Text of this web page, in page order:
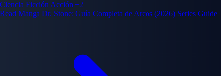
Ciencia Ficción Acción +2
Read Manga Dr. Stone: Guía Completa de Arcos (2026) Series Guide